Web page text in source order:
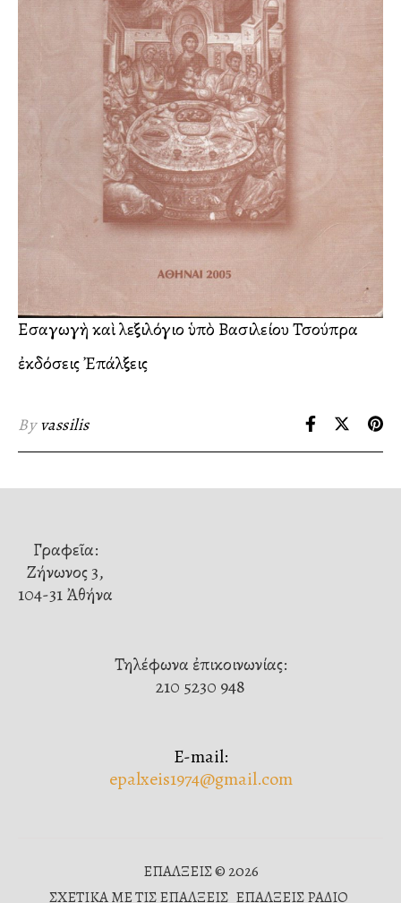
Εἰσαγωγὴ καὶ λεξιλόγιο ὑπὸ Βασιλείου Τσούπρα
ἐκδόσεις Ἐπάλξεις
Byvassilis
Γραφεῖα:
Ζήνωνος 3,
104-31 Ἀθήνα
Τηλέφωνα ἐπικοινωνίας:
210 5230 948
E-mail:
epalxeis1974@gmail.com
ΕΠΑΛΞΕΙΣ © 2026
ΣΧΕΤΙΚΑ ΜΕ ΤΙΣ ΕΠΑΛΞΕΙΣ ΕΠΑΛΞΕΙΣ ΡΑΔΙΟ